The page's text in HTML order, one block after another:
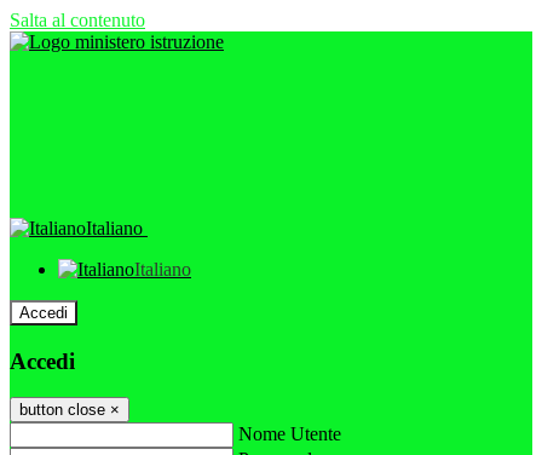
Salta al contenuto
Italiano
Italiano
Accedi
Accedi
button close ×
Nome Utente